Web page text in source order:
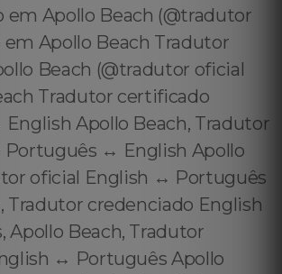
em Apollo Beach (@tradutor
Apollo Beach Tradutor
Beach (@tradutor oficial
Tradutor certificado
Apollo Beach, Tradutor
Português ↔️ English Apollo
oficial English ↔️ Português
Tradutor credenciado English
Apollo Beach, Tradutor
↔️ Português Apollo